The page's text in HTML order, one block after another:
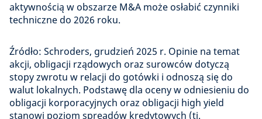
aktywnością w obszarze M&A może osłabić czynniki
techniczne do 2026 roku.
Źródło: Schroders, grudzień 2025 r. Opinie na temat
akcji, obligacji rządowych oraz surowców dotyczą
stopy zwrotu w relacji do gotówki i odnoszą się do
walut lokalnych. Podstawę dla oceny w odniesieniu do
obligacji korporacyjnych oraz obligacji high yield
stanowi poziom spreadów kredytowych (tj.